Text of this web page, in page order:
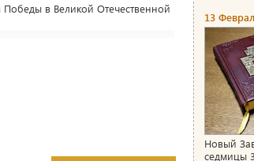
в Великой Отечественной
13
Новый
седмицы